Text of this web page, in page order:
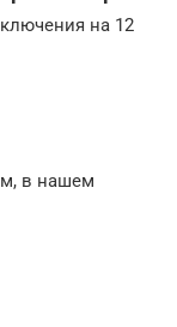
на 12
в нашем